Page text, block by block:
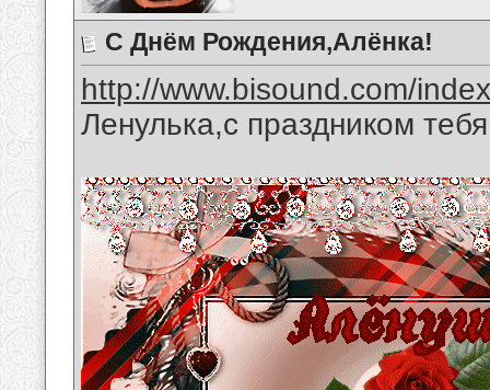
С Днём Рождения,Алёнка!
http://www.bisound.com/
Ленулька,с праздником